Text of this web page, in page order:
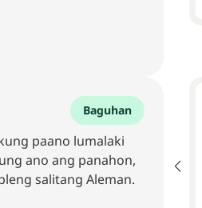
Baguhan
paano lumalaki
ano ang panahon,
salitang Aleman.